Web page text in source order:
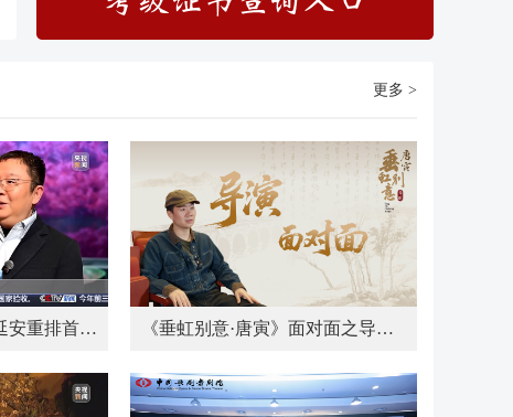
更多 >
歌剧《小二黑结婚》延安重排首演 守正创新激活经典 红色旋律再焕新声 《垂虹别意·唐寅》面对面之导演篇